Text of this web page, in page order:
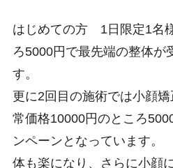
はじめての方 1日限定1名
ろ5000円で最先端の整体が
す。
更に2回目の施術では小顔
常価格10000円のところ
ンペーンとなっています。
体も楽になり、さらに小顔